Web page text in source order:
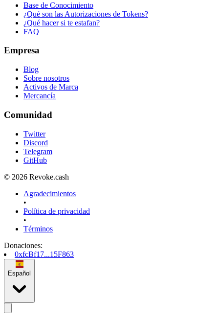
Base de Conocimiento
¿Qué son las Autorizaciones de Tokens?
¿Qué hacer si te estafan?
FAQ
Empresa
Blog
Sobre nosotros
Activos de Marca
Mercancía
Comunidad
Twitter
Discord
Telegram
GitHub
© 2026 Revoke.cash
Agradecimientos
•
Política de privacidad
•
Términos
Donaciones:
0xfcBf17...15F863
Español